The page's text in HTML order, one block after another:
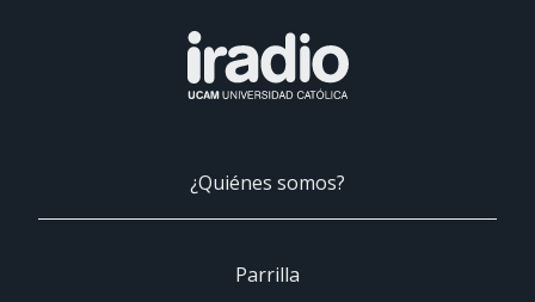
¿Quiénes somos?
Parrilla